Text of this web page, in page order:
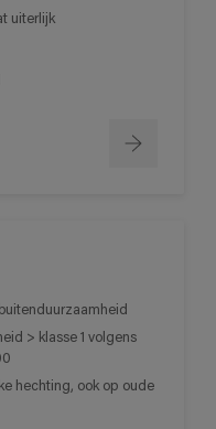
uiterlijk
> klasse 1 volgens
hechting, ook op oude